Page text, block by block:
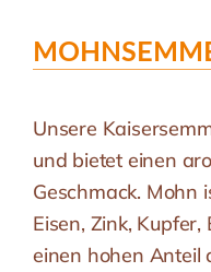
Unsere
und bietet einen
Geschmack. Mohn
Eisen, Zink,
einen hohen Anteil